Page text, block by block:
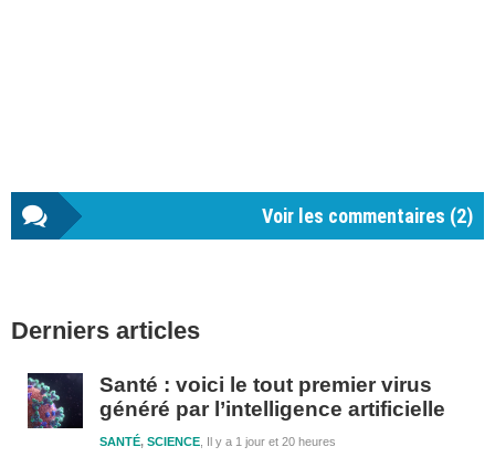
Voir les commentaires (2)
latérale
Derniers articles
Santé : voici le tout premier virus
généré par l’intelligence artificielle
Il y a 1 jour et 20 heures
SANTÉ, SCIENCE